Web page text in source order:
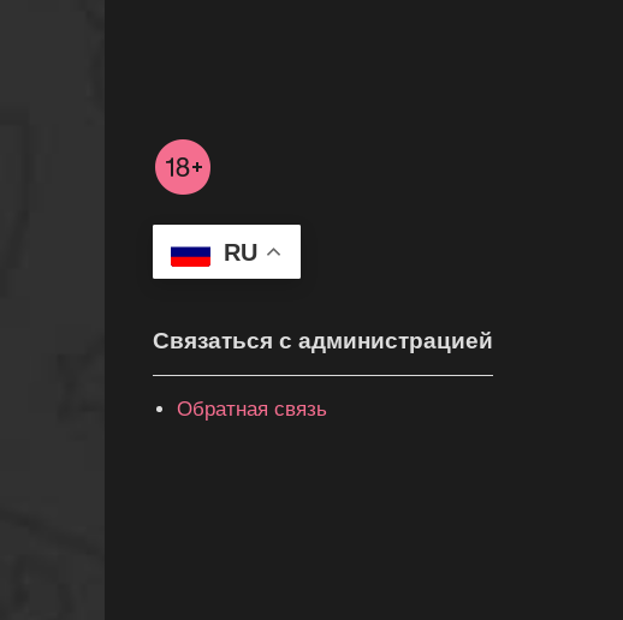
RU
Связаться с администрацией
Обратная связь